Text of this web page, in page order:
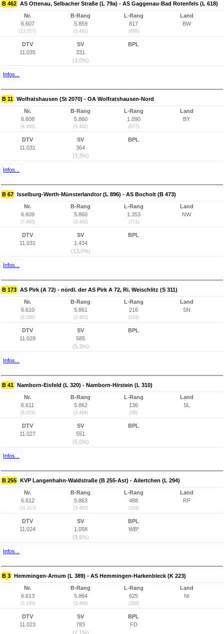
B 462 AS Ottenau, Selbacher Straße (L 79a) - AS Gaggenau-Bad Rotenfels (L 618)
Nr.
6.607
(13.517)
B-Rang
5.859
(3.481)
L-Rang
817
(668)
Land
BW
DTV
11.035
SV
331
(3,0%)
BPL
Infos...
B 11 Wolfratshausen (St 2070) - OA Wolfratshausen-Nord
Nr.
6.608
(4.490)
B-Rang
5.860
(3.482)
L-Rang
1.090
(677)
Land
BY
DTV
11.031
SV
364
(3,3%)
BPL
Infos...
B 67 Isselburg-Werth-Münsterlandtor (L 896) - AS Bocholt (B 473)
Nr.
6.609
(7.490)
B-Rang
5.860
(3.482)
L-Rang
1.353
(771)
Land
NW
DTV
11.031
SV
1.434
(13,0%)
BPL
Infos...
B 173 AS Pirk (A 72) - nördl. der AS Pirk A 72, Ri. Weischlitz (S 311)
Nr.
6.610
(9.286)
B-Rang
5.861
(3.483)
L-Rang
216
(124)
Land
SN
DTV
11.029
SV
585
(5,3%)
BPL
Infos...
B 41 Namborn-Eisfeld (L 320) - Namborn-Hirstein (L 310)
Nr.
6.611
(6.023)
B-Rang
5.862
(3.484)
L-Rang
136
(58)
Land
SL
DTV
11.027
SV
551
(5,0%)
BPL
Infos...
B 255 KVP Langenhahn-Waldstraße (B 255-Ast) - Ailertchen (L 294)
Nr.
6.612
(11.217)
B-Rang
5.863
(3.485)
L-Rang
488
(324)
Land
RP
DTV
11.024
SV
1.058
(9,6%)
BPL
WB*
Infos...
B 3 Hemmingen-Arnum (L 389) - AS Hemmingen-Harkenbleck (K 223)
Nr.
6.613
(3.145)
B-Rang
5.864
(3.486)
L-Rang
625
(358)
Land
NI
DTV
11.023
SV
783
(7,1%)
BPL
FD